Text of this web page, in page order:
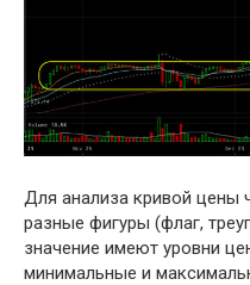
Для анализа кривой цены
разные фигуры (флаг,
значение имеют уровни
минимальные и